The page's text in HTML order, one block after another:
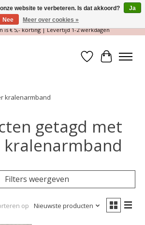
& Spirituele winkel | Gratis verzending >
is € 5,- korting | Levertijd 1-2 werkdagen
Verlanglijst
kralenarmband
getagd met
Filters weergeven
op Nieuwste producten
website te verbeteren. Is dat akkoord?
Ja
Nee
Meer over cookies »